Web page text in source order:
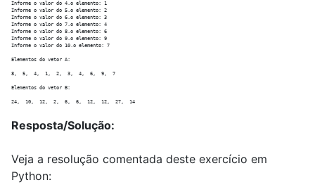
Informe o valor do 4.o elemento: 1
Informe o valor do 5.o elemento: 2
Informe o valor do 6.o elemento: 3
Informe o valor do 7.o elemento: 4
Informe o valor do 8.o elemento: 6
Informe o valor do 9.o elemento: 9
Informe o valor do 10.o elemento: 7
Elementos do vetor A:
8,  5,  4,  1,  2,  3,  4,  6,  9,  7
Elementos do vetor B:
Resposta/Solução:
Veja a resolução comentada deste exercício em
Python: